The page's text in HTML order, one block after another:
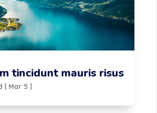
tincidunt mauris risus
| Mar 5 |